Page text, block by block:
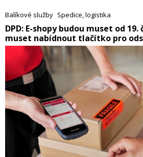
(ITF) se však tento přístup začíná
technologické změny, digitalizace,
i proměny pracovního trhu totiž
méně předvídatelná.
Balíkové služby Spedice, logistika
​DPD: E-shopy budou muset od
muset nabídnout tlačítko pro